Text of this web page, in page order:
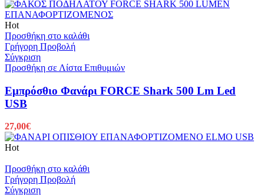
Hot
Προσθήκη στο καλάθι
Γρήγορη Προβολή
Σύγκριση
Προσθήκη σε Λίστα Επιθυμιών
Εμπρόσθιο Φανάρι FORCE Shark 500 Lm Led
USB
27,00€
Hot
Προσθήκη στο καλάθι
Γρήγορη Προβολή
Σύγκριση